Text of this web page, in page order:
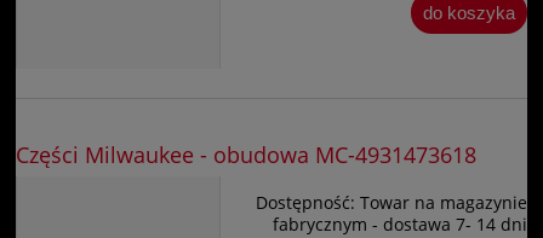
do koszyka
Części Milwaukee - obudowa MC-4931473618
Dostępność: Towar na magazynie
fabrycznym - dostawa 7- 14 dni